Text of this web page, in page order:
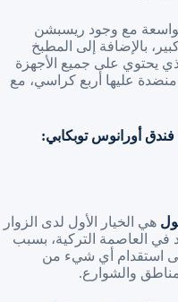
مع وجود ريسبشن
بالإضافة إلى المطبخ
يحتوي على جميع الأجهزة
منضدة عليها أربع كراسي، مع
أورانوس توبكابي:
هي الخيار الأول لدى الزوار
في العاصمة التركية، بسبب
استقدام أي شيء من
والشوارع.